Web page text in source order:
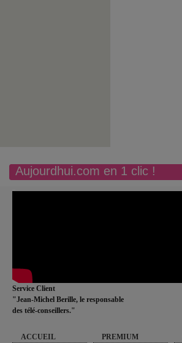
Aujourdhui.com en 1 clic !
Service Client
"Jean-Michel Berille, le responsable
des télé-conseillers."
ACCUEIL PREMIUM